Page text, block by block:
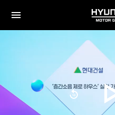
전체
MOTOR
GROUP